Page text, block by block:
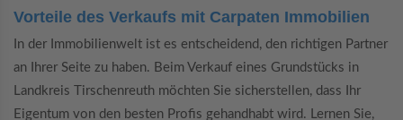
Vorteile des Verkaufs mit Carpaten Immobilien
In der Immobilienwelt ist es entscheidend, den richtigen Partner
an Ihrer Seite zu haben. Beim Verkauf eines Grundstücks in
Landkreis Tirschenreuth möchten Sie sicherstellen, dass Ihr
Eigentum von den besten Profis gehandhabt wird. Lernen Sie,